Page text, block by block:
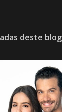
deste blog